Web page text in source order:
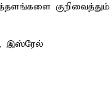
குறிவைத்தும்
இஸ்ரேல்